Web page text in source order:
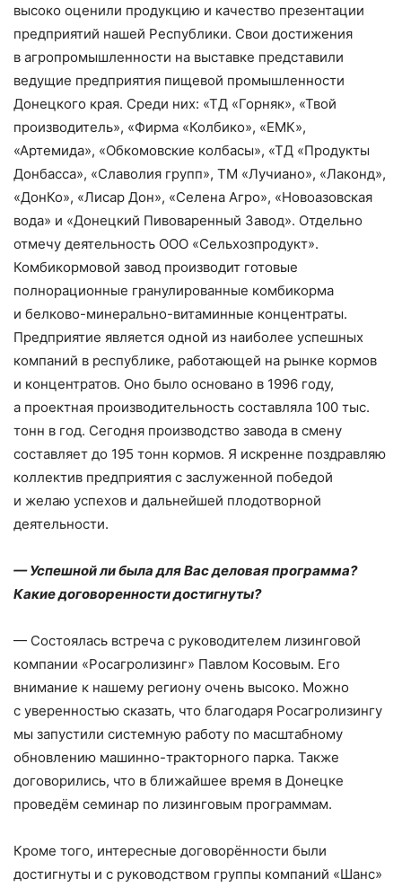
высоко оценили продукцию и качество презентации
предприятий нашей Республики. Свои достижения
в агропромышленности на выставке представили
ведущие предприятия пищевой промышленности
Донецкого края. Среди них: «ТД «Горняк», «Твой
производитель», «Фирма «Колбико», «ЕМК»,
«Артемида», «Обкомовские колбасы», «ТД «Продукты
Донбасса», «Славолия групп», ТМ «Лучиано», «Лаконд»,
«ДонКо», «Лисар Дон», «Селена Агро», «Новоазовская
вода» и «Донецкий Пивоваренный Завод». Отдельно
отмечу деятельность ООО «Сельхозпродукт».
Комбикормовой завод производит готовые
полнорационные гранулированные комбикорма
и белково-­минерально-витаминные концентраты.
Предприятие является одной из наиболее успешных
компаний в республике, работающей на рынке кормов
и концентратов. Оно было основано в 1996 году,
а проектная производительность составляла 100 тыс.
тонн в год. Сегодня производство завода в смену
составляет до 195 тонн кормов. Я искренне поздравляю
коллектив предприятия с заслуженной победой
и желаю успехов и дальнейшей плодотворной
деятельности.
— Успешной ли была для Вас деловая программа?
Какие договоренности достигнуты?
— Состоялась встреча с руководителем лизинговой
компании «Росагролизинг» Павлом Косовым. Его
внимание к нашему региону очень высоко. Можно
с уверенностью сказать, что благодаря Росагролизингу
мы запустили системную работу по масштабному
обновлению машинно-­тракторного парка. Также
договорились, что в ближайшее время в Донецке
проведём семинар по лизинговым программам.
Кроме того, интересные договорённости были
достигнуты и с руководством группы компаний «Шанс»